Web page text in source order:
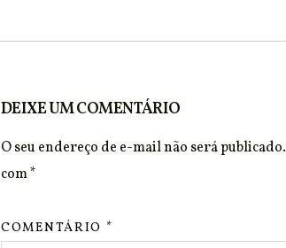
DEIXE UM COMENTÁRIO
O seu endereço de e-mail não será publicado.
com*
COMENTÁRIO *